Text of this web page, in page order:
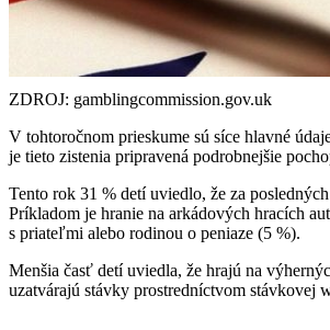
ZDROJ: gamblingcommission.gov.uk
V tohtoročnom prieskume sú síce hlavné
je tieto zistenia pripravená podrobnejšie
Tento rok 31 % detí uviedlo, že za
Príkladom je hranie na arkádových hracích
s priateľmi alebo rodinou o peniaze (5 %).
Menšia časť detí uviedla, že hrajú na
uzatvárajú stávky prostredníctvom stávkovej